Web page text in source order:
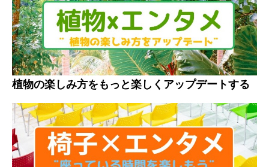
植物の楽しみ方をもっと楽しくアップデートする